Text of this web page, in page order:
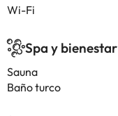
Wi-Fi
Spa y bienestar
Sauna
Baño turco